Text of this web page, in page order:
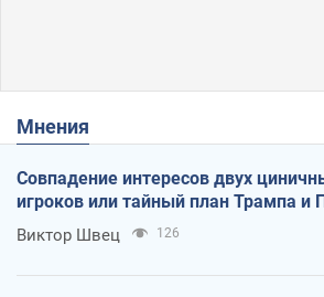
Мнения
Совпадение интересов двух
игроков или тайный план Трампа и
Виктор Швец 126